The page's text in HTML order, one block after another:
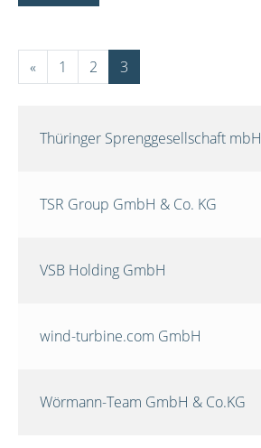
« 1 2 3
Thüringer Sprenggesellschaft mbH
TSR Group GmbH & Co. KG
VSB Holding GmbH
wind-turbine.com GmbH
Wörmann-Team GmbH & Co.KG